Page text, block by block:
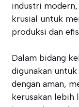
industri
krusial untuk
produksi dan
Dalam bidang
digunakan
dengan aman,
kerusakan lebih